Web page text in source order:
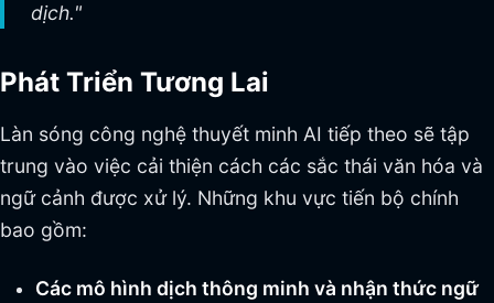
dịch."
Phát Triển Tương Lai
Làn sóng công nghệ thuyết minh AI tiếp theo sẽ tập
trung vào việc cải thiện cách các sắc thái văn hóa và
ngữ cảnh được xử lý. Những khu vực tiến bộ chính
bao gồm:
Các mô hình dịch thông minh và nhận thức ngữ